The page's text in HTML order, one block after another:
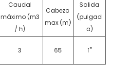
Caudal
máximo (m3
/ h)
Cabeza
max (m)
Salida
(pulgad
a)
3 65 1"